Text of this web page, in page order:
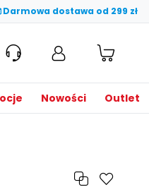
Darmowa dostawa od 299 zł
Nowości Outlet